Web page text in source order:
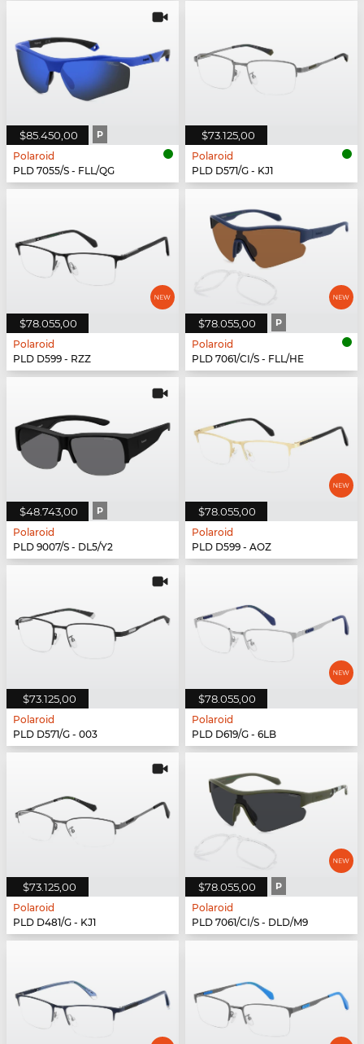
$85.450,00 P
Polaroid
PLD 7055/S - FLL/QG
$73.125,00
Polaroid
PLD D571/G - KJ1
$78.055,00
Polaroid
PLD D599 - RZZ
$78.055,00 P
Polaroid
PLD 7061/CI/S - FLL/HE
$48.743,00 P
Polaroid
PLD 9007/S - DL5/Y2
$78.055,00
Polaroid
PLD D599 - AOZ
$73.125,00
Polaroid
PLD D571/G - 003
$78.055,00
Polaroid
PLD D619/G - 6LB
$73.125,00
Polaroid
PLD D481/G - KJ1
$78.055,00 P
Polaroid
PLD 7061/CI/S - DLD/M9